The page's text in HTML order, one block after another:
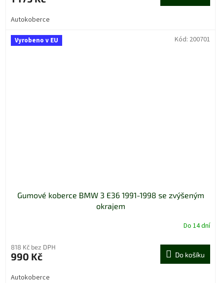
Autokoberce
Vyrobeno v EU
Gumové koberce BMW 3 E36 1991-1998 se zvýšeným
okrajem
Do 14 dní
818 Kč bez DPH
990 Kč Do košíku
Autokoberce
Kód: 200701